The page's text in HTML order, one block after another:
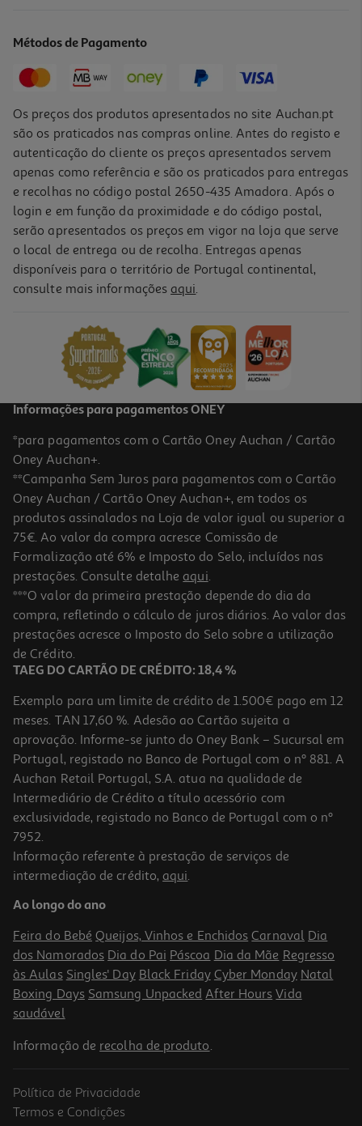
Price reduced from
2,49 €to
Promoção
-30%
Fita Correctora Auchan Com 2 Recargas Cores Sortidas
Price reduced from
Fita Correctora Auchan Azul "your Life"
1.69 €/un
1,69 €
Fita Correctora Auchan Verde "your Life"
1.69 €/un
1,69 €
Métodos de Pagamento
Os preços dos produtos apresentados no site Auchan.pt
são os praticados nas compras online. Antes do registo e
autenticação do cliente os preços apresentados servem
apenas como referência e são os praticados para entregas
e recolhas no código postal 2650-435 Amadora. Após o
login e em função da proximidade e do código postal,
serão apresentados os preços em vigor na loja que serve
o local de entrega ou de recolha. Entregas apenas
disponíveis para o território de Portugal continental,
consulte mais informações aqui.
Informações para pagamentos ONEY
*para pagamentos com o Cartão Oney Auchan / Cartão
Oney Auchan+.
**Campanha Sem Juros para pagamentos com o Cartão
Oney Auchan / Cartão Oney Auchan+, em todos os
produtos assinalados na Loja de valor igual ou superior a
75€. Ao valor da compra acresce Comissão de
Formalização até 6% e Imposto do Selo, incluídos nas
prestações. Consulte detalhe aqui.
***O valor da primeira prestação depende do dia da
compra, refletindo o cálculo de juros diários. Ao valor das
prestações acresce o Imposto do Selo sobre a utilização
de Crédito.
TAEG DO CARTÃO DE CRÉDITO: 18,4 %
Exemplo para um limite de crédito de 1.500€ pago em 12
meses. TAN 17,60 %. Adesão ao Cartão sujeita a
aprovação. Informe-se junto do Oney Bank – Sucursal em
Portugal, registado no Banco de Portugal com o nº 881. A
Auchan Retail Portugal, S.A. atua na qualidade de
Intermediário de Crédito a título acessório com
exclusividade, registado no Banco de Portugal com o nº
7952.
Informação referente à prestação de serviços de
intermediação de crédito, aqui.
Ao longo do ano
Feira do Bebé Queijos, Vinhos e Enchidos Carnaval Dia
dos Namorados Dia do Pai Páscoa Dia da Mãe Regresso
às Aulas Singles' Day Black Friday Cyber Monday Natal
Boxing Days Samsung Unpacked After Hours Vida
saudável
Informação de recolha de produto.
Política de Privacidade
Termos e Condições